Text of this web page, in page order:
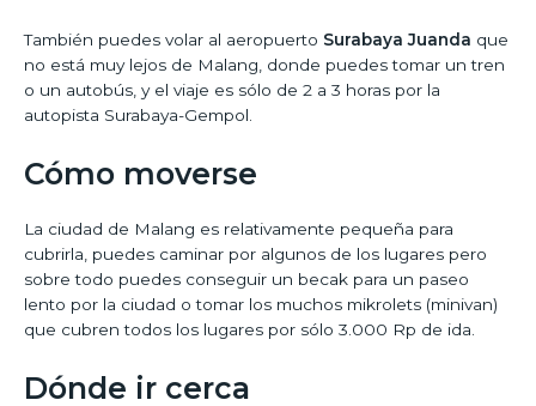
También puedes volar al aeropuerto Surabaya Juanda que
no está muy lejos de Malang, donde puedes tomar un tren
o un autobús, y el viaje es sólo de 2 a 3 horas por la
autopista Surabaya-Gempol.
Cómo moverse
La ciudad de Malang es relativamente pequeña para
cubrirla, puedes caminar por algunos de los lugares pero
sobre todo puedes conseguir un becak para un paseo
lento por la ciudad o tomar los muchos mikrolets (minivan)
que cubren todos los lugares por sólo 3.000 Rp de ida.
Dónde ir cerca